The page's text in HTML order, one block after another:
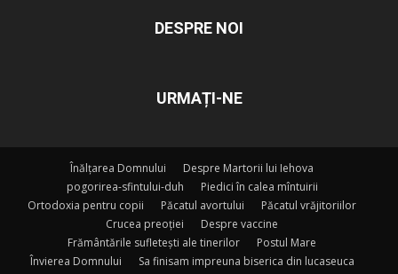
DESPRE NOI
URMAȚI-NE
Înălțarea Domnului
Despre Martorii lui Iehova
pogorirea-sfintului-duh
Piedici în calea mîntuirii
Ortodoxia pentru copii
Păcatul avortului
Păcatul vrăjitoriilor
Crucea preoției
Despre vaccine
Frământările sufletești ale tinerilor
Postul Mare
Învierea Domnului
Sa finisam impreuna biserica din lucaseuca